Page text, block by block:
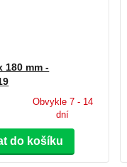
180 mm -
Obvykle 7 - 14
dní
do košíku